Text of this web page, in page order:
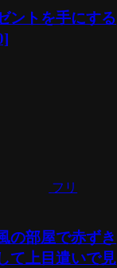
ントを手にする
フリ
の部屋で赤ずき
て上目遣いで見